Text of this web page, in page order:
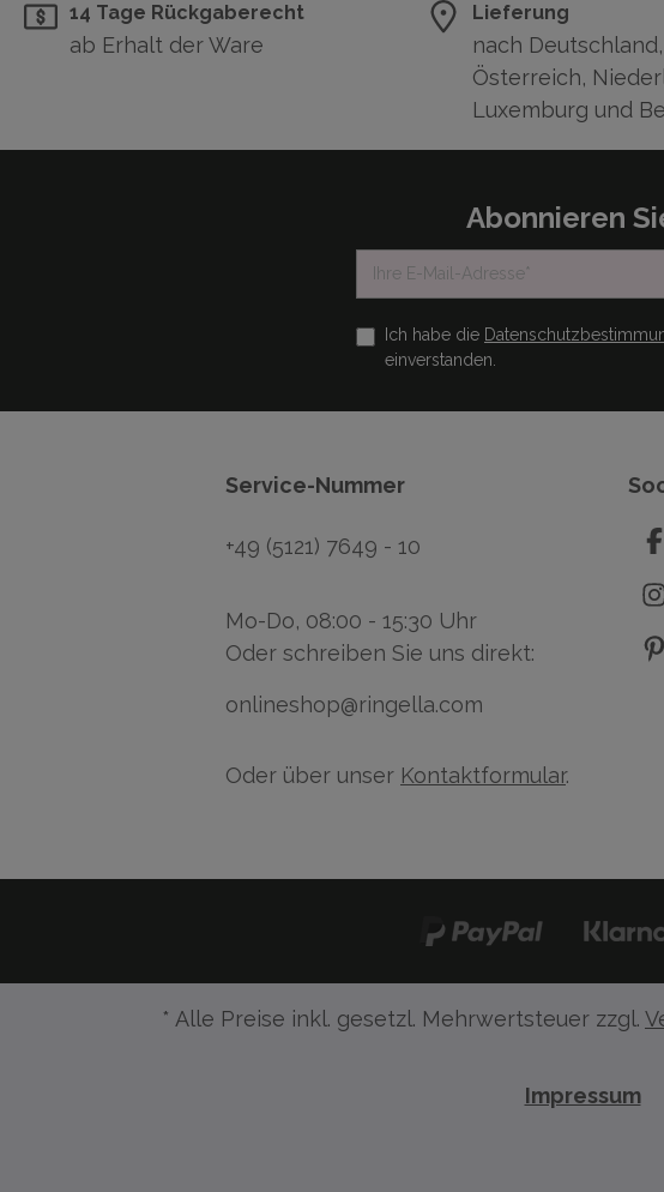
14 Tage Rückgaberecht
ab Erhalt der Ware
Lieferung
nach Deutschland,
Österreich,
Luxemburg und
Abonnieren
Ich habe die
einverstanden.
Service-Nummer
+49 (5121) 7649 - 10
Mo-Do, 08:00 - 15:30 Uhr
Oder schreiben Sie uns direkt:
onlineshop@ringella.com
Oder über unser Kontaktformular.
* Alle Preise inkl. gesetzl. Mehrwertsteuer zzgl.
Impressum